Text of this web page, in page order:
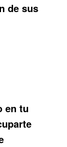
de sus
en tu